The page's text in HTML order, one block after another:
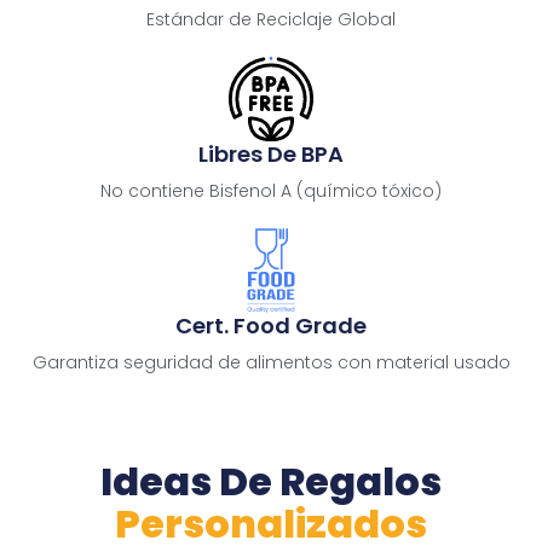
Estándar de Reciclaje Global
Libres De BPA
No contiene Bisfenol A (químico tóxico)
Cert. Food Grade
Garantiza seguridad de alimentos con material usado
Ideas De Regalos
Personalizados